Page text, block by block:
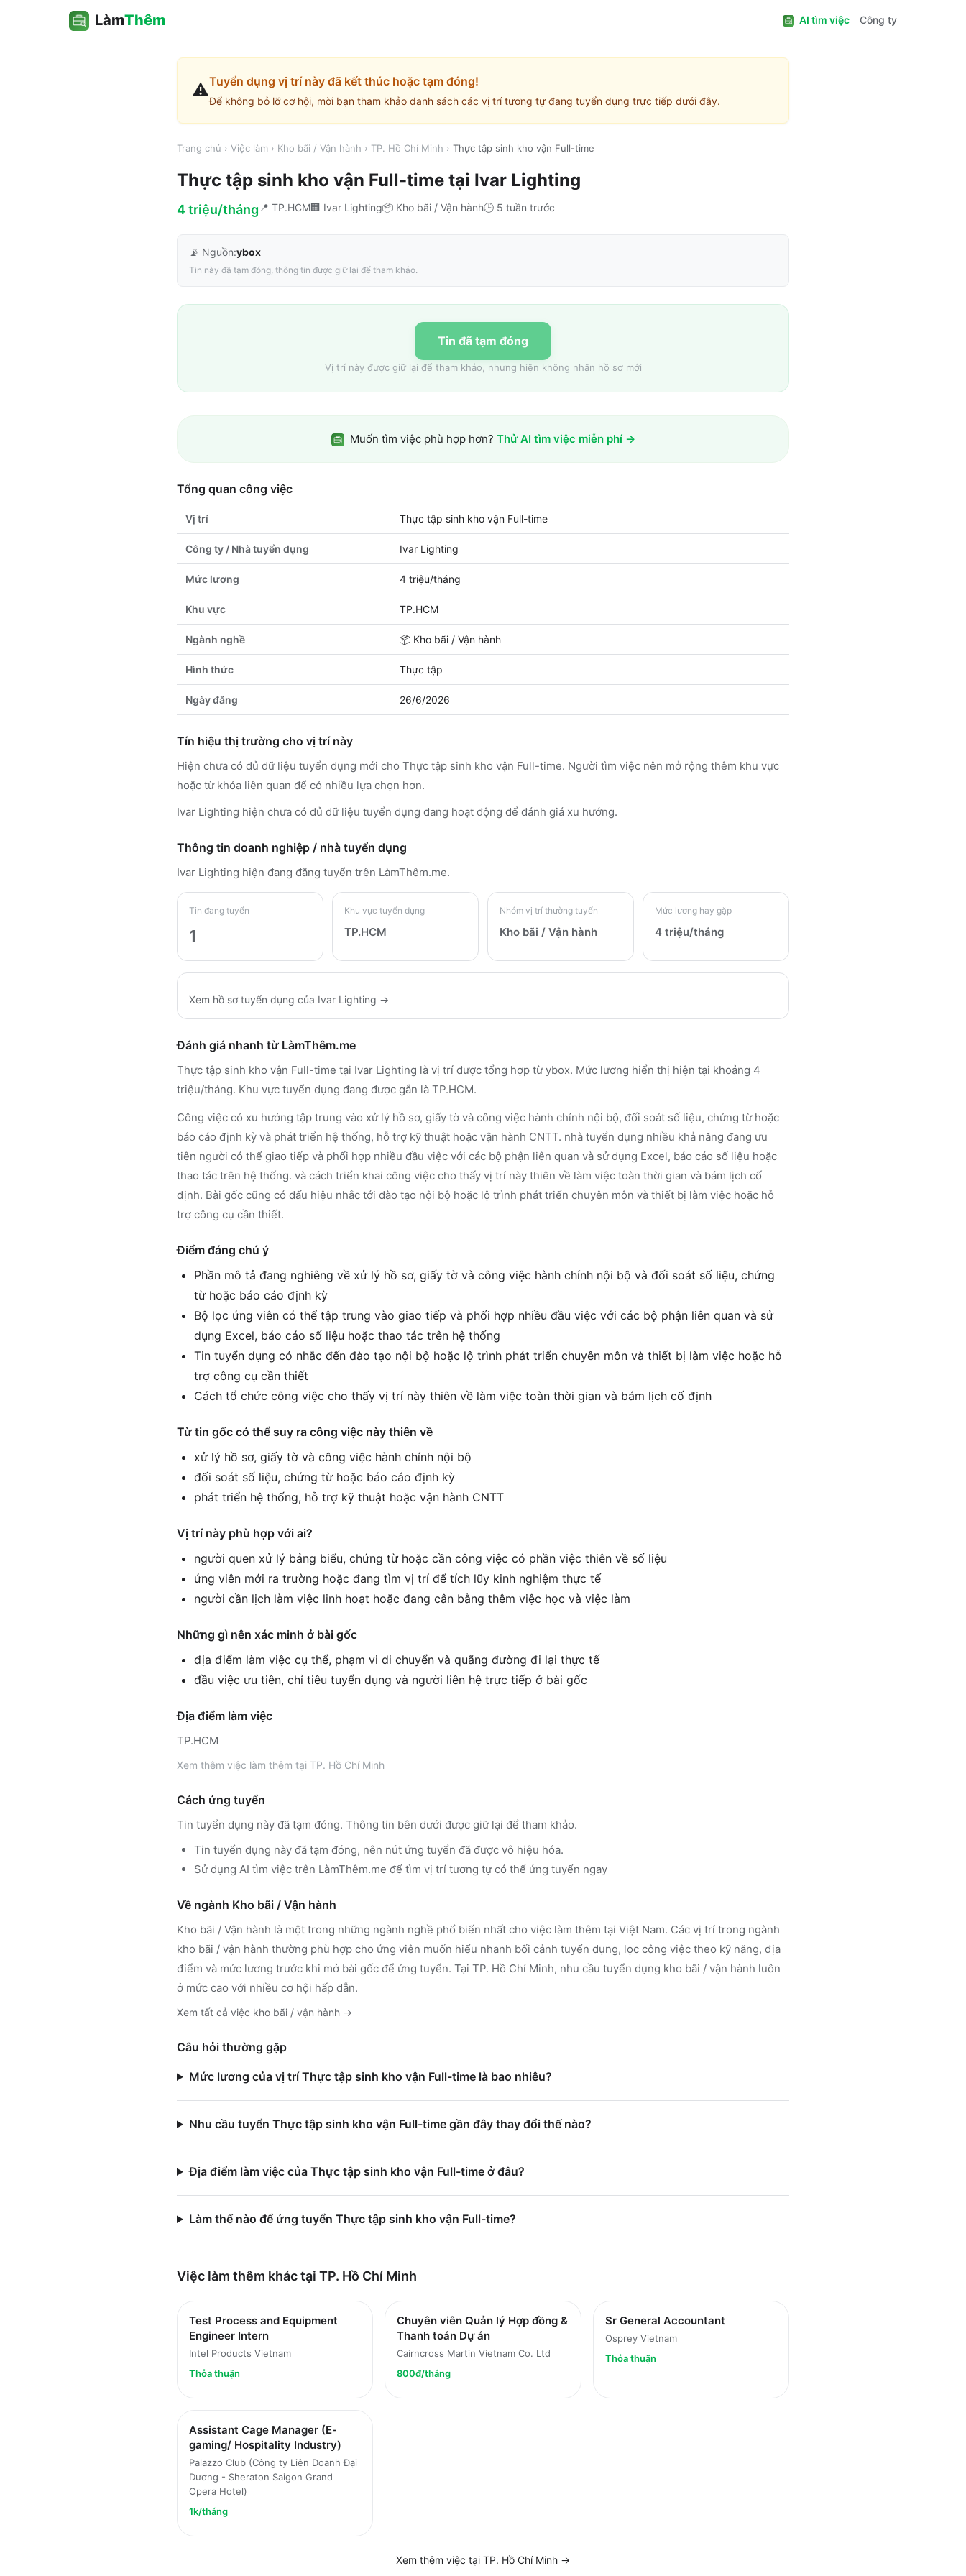
LàmThêm AI tìm việc Công ty
⚠️Tuyển dụng vị trí này đã kết thúc hoặc tạm đóng!
Để không bỏ lỡ cơ hội, mời bạn tham khảo danh sách các vị trí tương tự đang tuyển dụng trực tiếp dưới đây.
Trang chủ › Việc làm › Kho bãi / Vận hành › TP. Hồ Chí Minh › Thực tập sinh kho vận Full-time
Thực tập sinh kho vận Full-time tại Ivar Lighting
4 triệu/tháng 📍 TP.HCM🏢 Ivar Lighting📦 Kho bãi / Vận hành🕒 5 tuần trước
📡 Nguồn:ybox
Tin này đã tạm đóng, thông tin được giữ lại để tham khảo.
Tin đã tạm đóng
Vị trí này được giữ lại để tham khảo, nhưng hiện không nhận hồ sơ mới
Muốn tìm việc phù hợp hơn? Thử AI tìm việc miễn phí →
Tổng quan công việc
Vị trí Thực tập sinh kho vận Full-time
Công ty / Nhà tuyển dụng Ivar Lighting
Mức lương 4 triệu/tháng
Khu vực TP.HCM
Ngành nghề 📦 Kho bãi / Vận hành
Hình thức Thực tập
Ngày đăng 26/6/2026
Tín hiệu thị trường cho vị trí này
Hiện chưa có đủ dữ liệu tuyển dụng mới cho Thực tập sinh kho vận Full-time. Người tìm việc nên mở rộng thêm khu vực
hoặc từ khóa liên quan để có nhiều lựa chọn hơn.
Ivar Lighting hiện chưa có đủ dữ liệu tuyển dụng đang hoạt động để đánh giá xu hướng.
Thông tin doanh nghiệp / nhà tuyển dụng
Ivar Lighting hiện đang đăng tuyển trên LàmThêm.me.
Tin đang tuyển
1
Khu vực tuyển dụng
TP.HCM
Nhóm vị trí thường tuyển
Kho bãi / Vận hành
Mức lương hay gặp
4 triệu/tháng
Xem hồ sơ tuyển dụng của Ivar Lighting →
Đánh giá nhanh từ LàmThêm.me
Thực tập sinh kho vận Full-time tại Ivar Lighting là vị trí được tổng hợp từ ybox. Mức lương hiển thị hiện tại khoảng 4
triệu/tháng. Khu vực tuyển dụng đang được gắn là TP.HCM.
Công việc có xu hướng tập trung vào xử lý hồ sơ, giấy tờ và công việc hành chính nội bộ, đối soát số liệu, chứng từ hoặc
báo cáo định kỳ và phát triển hệ thống, hỗ trợ kỹ thuật hoặc vận hành CNTT. nhà tuyển dụng nhiều khả năng đang ưu
tiên người có thể giao tiếp và phối hợp nhiều đầu việc với các bộ phận liên quan và sử dụng Excel, báo cáo số liệu hoặc
thao tác trên hệ thống. và cách triển khai công việc cho thấy vị trí này thiên về làm việc toàn thời gian và bám lịch cố
định. Bài gốc cũng có dấu hiệu nhắc tới đào tạo nội bộ hoặc lộ trình phát triển chuyên môn và thiết bị làm việc hoặc hỗ
trợ công cụ cần thiết.
Điểm đáng chú ý
Phần mô tả đang nghiêng về xử lý hồ sơ, giấy tờ và công việc hành chính nội bộ và đối soát số liệu, chứng
từ hoặc báo cáo định kỳ
Bộ lọc ứng viên có thể tập trung vào giao tiếp và phối hợp nhiều đầu việc với các bộ phận liên quan và sử
dụng Excel, báo cáo số liệu hoặc thao tác trên hệ thống
Tin tuyển dụng có nhắc đến đào tạo nội bộ hoặc lộ trình phát triển chuyên môn và thiết bị làm việc hoặc hỗ
trợ công cụ cần thiết
Cách tổ chức công việc cho thấy vị trí này thiên về làm việc toàn thời gian và bám lịch cố định
Từ tin gốc có thể suy ra công việc này thiên về
xử lý hồ sơ, giấy tờ và công việc hành chính nội bộ
đối soát số liệu, chứng từ hoặc báo cáo định kỳ
phát triển hệ thống, hỗ trợ kỹ thuật hoặc vận hành CNTT
Vị trí này phù hợp với ai?
người quen xử lý bảng biểu, chứng từ hoặc cần công việc có phần việc thiên về số liệu
ứng viên mới ra trường hoặc đang tìm vị trí để tích lũy kinh nghiệm thực tế
người cần lịch làm việc linh hoạt hoặc đang cân bằng thêm việc học và việc làm
Những gì nên xác minh ở bài gốc
địa điểm làm việc cụ thể, phạm vi di chuyển và quãng đường đi lại thực tế
đầu việc ưu tiên, chỉ tiêu tuyển dụng và người liên hệ trực tiếp ở bài gốc
Địa điểm làm việc
TP.HCM
Xem thêm việc làm thêm tại TP. Hồ Chí Minh
Cách ứng tuyển
Tin tuyển dụng này đã tạm đóng. Thông tin bên dưới được giữ lại để tham khảo.
Tin tuyển dụng này đã tạm đóng, nên nút ứng tuyển đã được vô hiệu hóa.
Sử dụng AI tìm việc trên LàmThêm.me để tìm vị trí tương tự có thể ứng tuyển ngay
Về ngành Kho bãi / Vận hành
Kho bãi / Vận hành là một trong những ngành nghề phổ biến nhất cho việc làm thêm tại Việt Nam. Các vị trí trong ngành
kho bãi / vận hành thường phù hợp cho ứng viên muốn hiểu nhanh bối cảnh tuyển dụng, lọc công việc theo kỹ năng, địa
điểm và mức lương trước khi mở bài gốc để ứng tuyển. Tại TP. Hồ Chí Minh, nhu cầu tuyển dụng kho bãi / vận hành luôn
ở mức cao với nhiều cơ hội hấp dẫn.
Xem tất cả việc kho bãi / vận hành →
Câu hỏi thường gặp
Mức lương của vị trí Thực tập sinh kho vận Full-time là bao nhiêu?
Nhu cầu tuyển Thực tập sinh kho vận Full-time gần đây thay đổi thế nào?
Địa điểm làm việc của Thực tập sinh kho vận Full-time ở đâu?
Làm thế nào để ứng tuyển Thực tập sinh kho vận Full-time?
Việc làm thêm khác tại TP. Hồ Chí Minh
Test Process and Equipment
Engineer Intern
Intel Products Vietnam
Thỏa thuận
Chuyên viên Quản lý Hợp đồng &
Thanh toán Dự án
Cairncross Martin Vietnam Co. Ltd
800đ/tháng
Sr General Accountant
Osprey Vietnam
Thỏa thuận
Assistant Cage Manager (E-
gaming/ Hospitality Industry)
Palazzo Club (Công ty Liên Doanh Đại
Dương - Sheraton Saigon Grand
Opera Hotel)
1k/tháng
Xem thêm việc tại TP. Hồ Chí Minh →